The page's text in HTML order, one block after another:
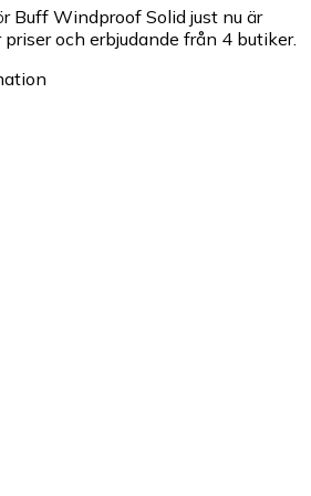
Buff Windproof Solid just nu är
och erbjudande från 4 butiker.